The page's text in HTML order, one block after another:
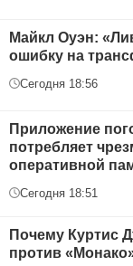
Майкл Оуэн:
ошибку на
Сегодня 18:56
Приложение
потребляет
оперативной
Сегодня 18:51
Почему Куртис
против